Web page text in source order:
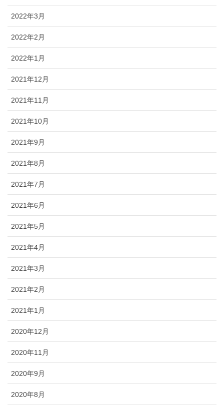
2022年3月
2022年2月
2022年1月
2021年12月
2021年11月
2021年10月
2021年9月
2021年8月
2021年7月
2021年6月
2021年5月
2021年4月
2021年3月
2021年2月
2021年1月
2020年12月
2020年11月
2020年9月
2020年8月